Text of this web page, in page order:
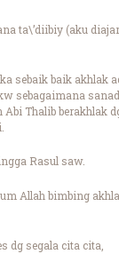
ta\’diibiy (aku
sebaik baik akhlak
sebagaimana
Thalib berakhlak
Rasul saw.
Allah bimbing
dg segala cita cita,